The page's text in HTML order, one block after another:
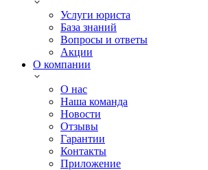
Услуги юриста
База знаний
Вопросы и ответы
Акции
О компании
О нас
Наша команда
Новости
Отзывы
Гарантии
Контакты
Приложение